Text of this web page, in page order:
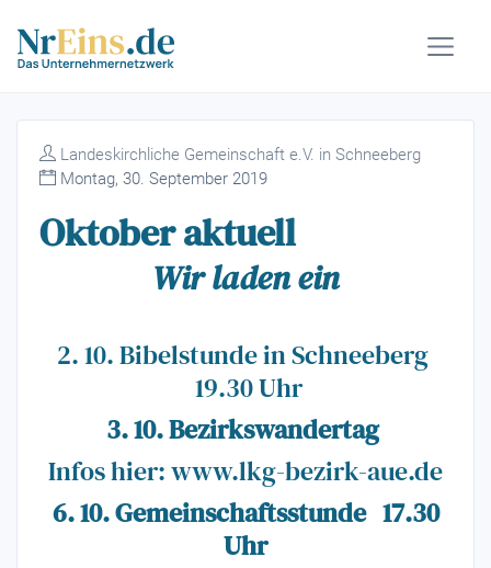
Landeskirchliche Gemeinschaft e.V. in Schneeberg
Montag, 30. September 2019
Oktober aktuell
Wir laden ein
2. 10. Bibelstunde in Schneeberg
19.30 Uhr
3. 10. Bezirkswandertag
Infos hier: www.lkg-bezirk-aue.de
6. 10. Gemeinschaftsstunde 17.30
Uhr